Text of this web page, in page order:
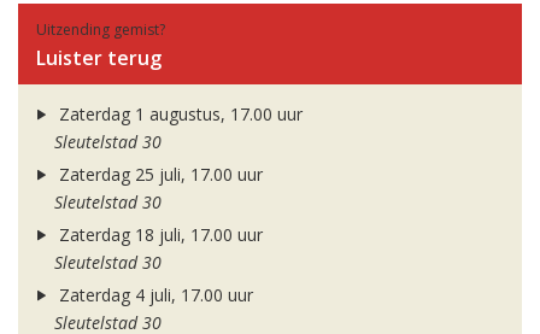
Uitzending gemist?
Luister terug
Zaterdag 1 augustus, 17.00 uur
Sleutelstad 30
Zaterdag 25 juli, 17.00 uur
Sleutelstad 30
Zaterdag 18 juli, 17.00 uur
Sleutelstad 30
Zaterdag 4 juli, 17.00 uur
Sleutelstad 30